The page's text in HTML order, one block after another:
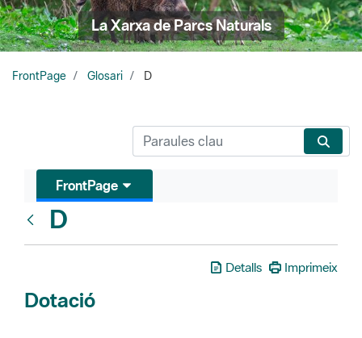
La Xarxa de Parcs Naturals
FrontPage Glosari D
FrontPage
D
Detalls Imprimeix
Dotació